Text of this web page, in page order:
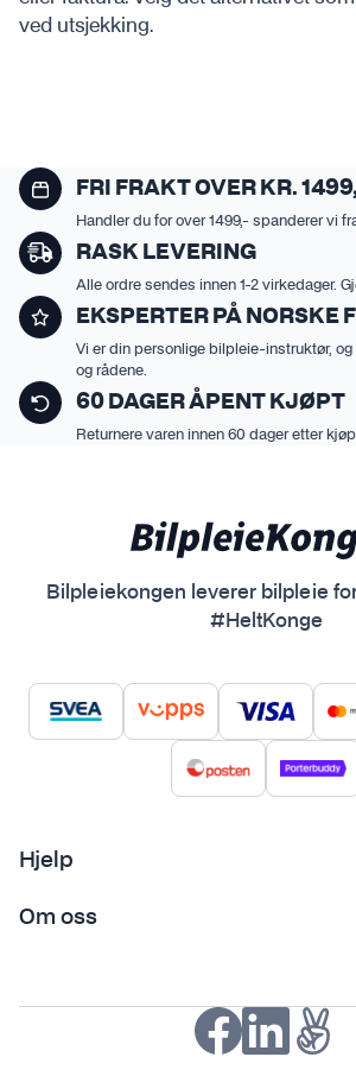
ved utsjekking.
FRI FRAKT OVER KR.
Handler du for over 1499,- spanderer vi
RASK LEVERING
Alle ordre sendes innen 1-2 virkedager.
EKSPERTER PÅ NORSKE
Vi er din personlige bilpleie-instruktør,
og rådene.
60 DAGER ÅPENT KJØPT
Returnere varen innen 60 dager etter
Bilpleiekongen leverer bilpleie
#HeltKonge
Hjelp
Ofte stilte spørsmål
Om oss